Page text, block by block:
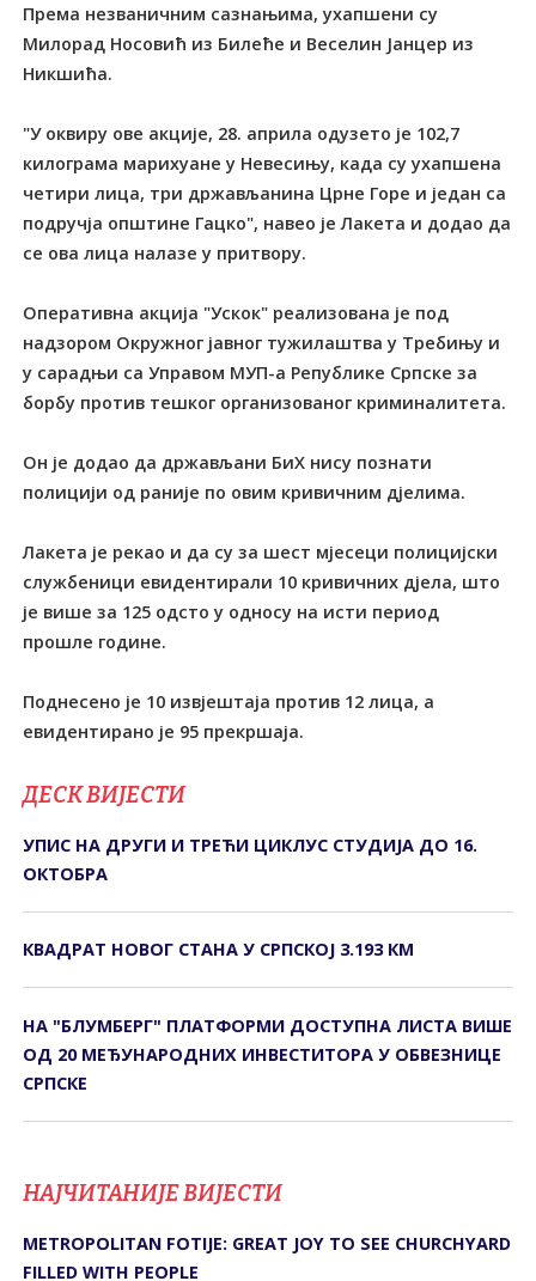
Према незваничним сазнањима, ухапшени су
Милорад Носовић из Билеће и Веселин Јанцер из
Никшића.
"У оквиру ове акције, 28. априла одузето је 102,7
килограма марихуане у Невесињу, када су ухапшена
четири лица, три држављанина Црне Горе и један са
подручја општине Гацко", навео је Лакета и додао да
се ова лица налазе у притвору.
Оперативна акција "Ускок" реализована је под
надзором Окружног јавног тужилаштва у Tребињу и
у сарадњи са Управом МУП-а Републике Српске за
борбу против тешког организованог криминалитета.
Он је додао да држављани БиХ нису познати
полицији од раније по овим кривичним дјелима.
Лакета је рекао и да су за шест мјесеци полицијски
службеници евидентирали 10 кривичних дјела, што
је више за 125 одсто у односу на исти период
прошле године.
Поднесено је 10 извјештаја против 12 лица, а
евидентирано је 95 прекршаја.
ДЕСК ВИЈЕСТИ
УПИС НА ДРУГИ И ТРЕЋИ ЦИКЛУС СТУДИЈА ДО 16.
ОКТОБРА
КВАДРАТ НОВОГ СТАНА У СРПСКОЈ 3.193 КМ
НА "БЛУМБЕРГ" ПЛАТФОРМИ ДОСТУПНА ЛИСТА ВИШЕ
ОД 20 МЕЂУНАРОДНИХ ИНВЕСТИТОРА У ОБВЕЗНИЦЕ
СРПСКЕ
НАЈЧИТАНИЈЕ ВИЈЕСТИ
METROPOLITAN FOTIJE: GREAT JOY TO SEE CHURCHYARD
FILLED WITH PEOPLE